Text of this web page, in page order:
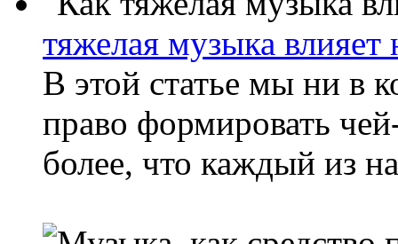
тяжелая музыка
В этой статье мы ни в
право формировать
более, что каждый из